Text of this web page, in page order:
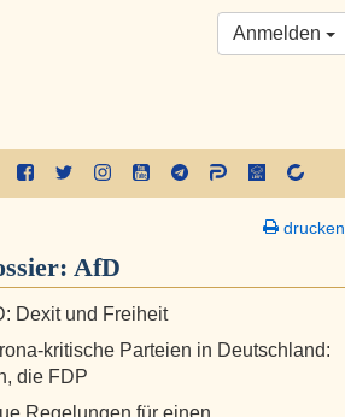
Anmelden
drucken
AfD
Dexit und Freiheit
kritische Parteien in Deutschland:
die FDP
Regelungen für einen